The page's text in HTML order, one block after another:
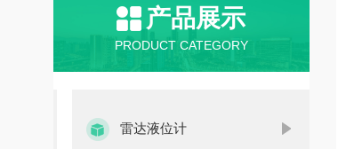
产品展示
PRODUCT CATEGORY
雷达液位计